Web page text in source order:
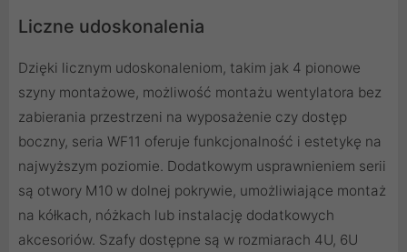
Liczne udoskonalenia
Dzięki licznym udoskonaleniom, takim jak 4 pionowe
szyny montażowe, możliwość montażu wentylatora bez
zabierania przestrzeni na wyposażenie czy dostęp
boczny, seria WF11 oferuje funkcjonalność i estetykę na
najwyższym poziomie. Dodatkowym usprawnieniem serii
są otwory M10 w dolnej pokrywie, umożliwiające montaż
na kółkach, nóżkach lub instalację dodatkowych
akcesoriów. Szafy dostępne są w rozmiarach 4U, 6U